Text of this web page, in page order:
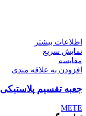
اطلاعات بیشتر
نمایش سریع
مقايسه
افزودن به علاقه مندی
جعبه تقسیم پلاستیکی ABS ۱۹۰*۲۴۰*۱۶۰ مته انرژی
METE